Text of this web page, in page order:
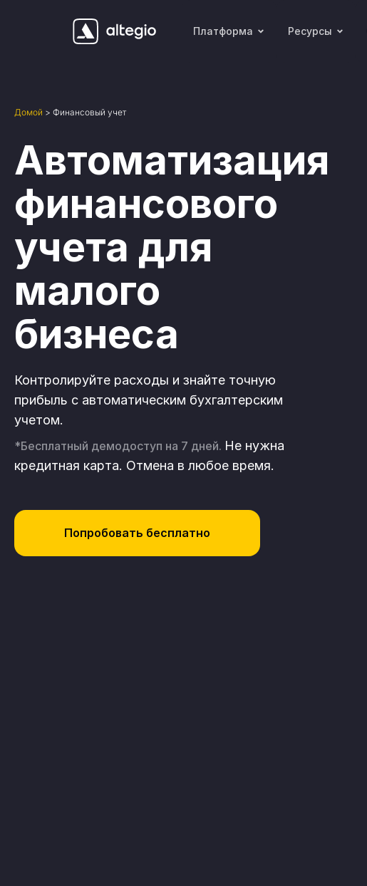
Платформа Ресурсы
Домой > Финансовый учет
Автоматизация
финансового
учета для
малого
бизнеса
Контролируйте расходы и знайте точную
прибыль с автоматическим бухгалтерским
учетом.
*Бесплатный демодоступ на 7 дней. Не нужна
кредитная карта. Отмена в любое время.
Попробовать бесплатно